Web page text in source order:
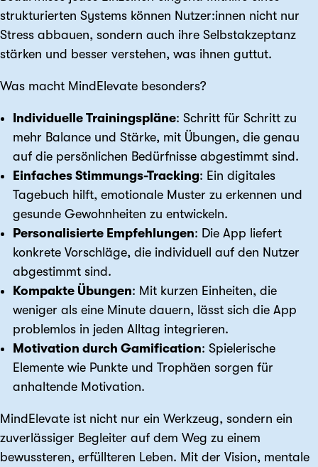
strukturierten Systems können Nutzer:innen nicht nur
Stress abbauen, sondern auch ihre Selbstakzeptanz
stärken und besser verstehen, was ihnen guttut.
Was macht MindElevate besonders?
Individuelle Trainingspläne: Schritt für Schritt zu
mehr Balance und Stärke, mit Übungen, die genau
auf die persönlichen Bedürfnisse abgestimmt sind.
Einfaches Stimmungs-Tracking: Ein digitales
Tagebuch hilft, emotionale Muster zu erkennen und
gesunde Gewohnheiten zu entwickeln.
Personalisierte Empfehlungen: Die App liefert
konkrete Vorschläge, die individuell auf den Nutzer
abgestimmt sind.
Kompakte Übungen: Mit kurzen Einheiten, die
weniger als eine Minute dauern, lässt sich die App
problemlos in jeden Alltag integrieren.
Motivation durch Gamification: Spielerische
Elemente wie Punkte und Trophäen sorgen für
anhaltende Motivation.
MindElevate ist nicht nur ein Werkzeug, sondern ein
zuverlässiger Begleiter auf dem Weg zu einem
bewussteren, erfüllteren Leben. Mit der Vision, mentale